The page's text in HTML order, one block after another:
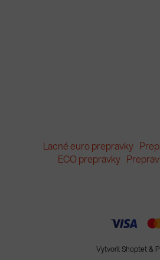
Lacné euro prepravky
ECO prepravky
Vytvoril Shoptet&